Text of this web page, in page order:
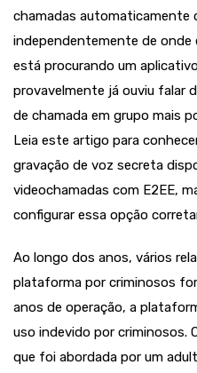
chamadas automaticamente
independentemente de onde
está procurando um
provavelmente já ouviu falar
de chamada em grupo mais
Leia este artigo para
gravação de voz secreta
videochamadas com E2EE,
configurar essa opção
Ao longo dos anos, vários
plataforma por criminosos
anos de operação, a
uso indevido por criminosos.
que foi abordada por um